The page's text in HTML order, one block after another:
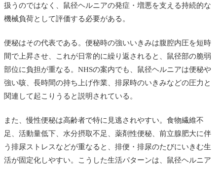
扱うのではなく、鼠径ヘルニアの発症・増悪を支える持続的な
機械負荷として評価する必要がある。
便秘はその代表である。便秘時の強いいきみは腹腔内圧を短時
間で上昇させ、これが日常的に繰り返されると、鼠径部の脆弱
部位に負担が重なる。NHSの案内でも、鼠径ヘルニアは便秘や
強い咳、長時間の持ち上げ作業、排尿時のいきみなどの圧力と
関連して起こりうると説明されている。
また、慢性便秘は高齢者で特に見逃されやすい。食物繊維不
足、活動量低下、水分摂取不足、薬剤性便秘、前立腺肥大に伴
う排尿ストレスなどが重なると、排便・排尿のたびにいきむ生
活が固定化しやすい。こうした生活パターンは、鼠径ヘルニア